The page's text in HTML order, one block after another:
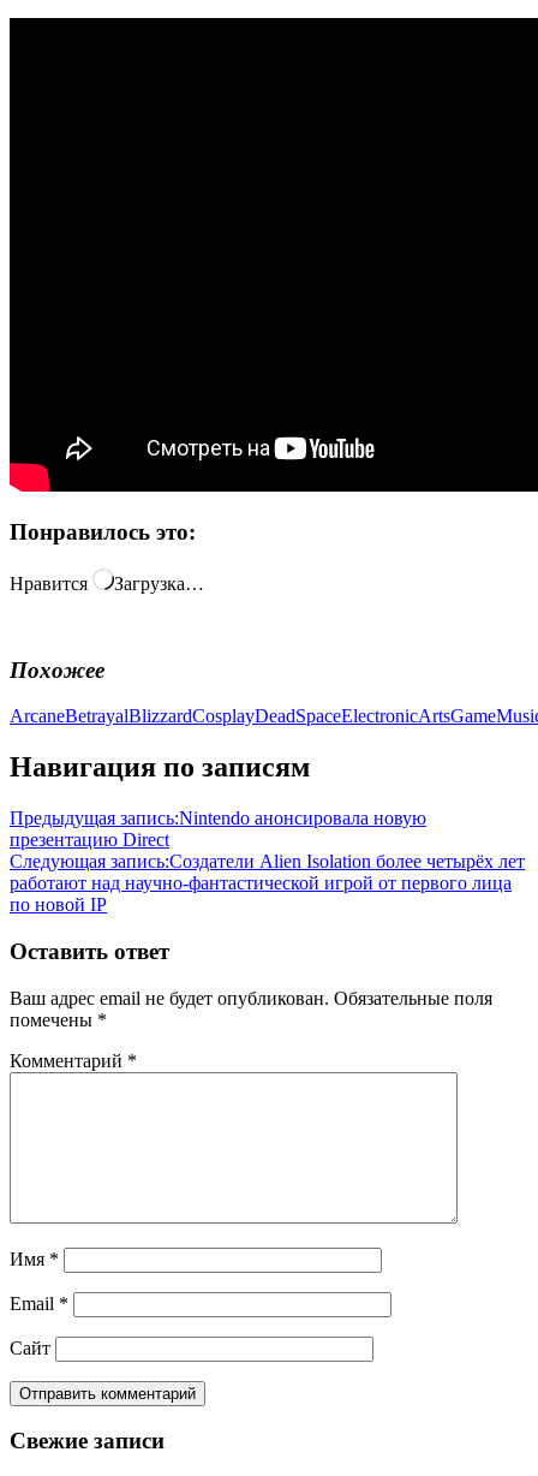
Понравилось это:
Нравится Загрузка…
Похожее
ArcaneBetrayalBlizzardCosplayDeadSpaceElectronicArts
Навигация по записям
Предыдущая запись:Nintendo анонсировала новую
презентацию Direct
Следующая запись:Создатели Alien Isolation более четырёх лет
работают над научно-фантастической игрой от первого лица
по новой IP
Оставить ответ
Ваш адрес email не будет опубликован. Обязательные поля
помечены *
Комментарий *
Имя *
Email *
Сайт
Свежие записи